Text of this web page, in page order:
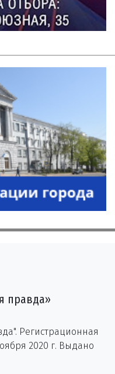
правда»
Регистрационная
2020 г. Выдано